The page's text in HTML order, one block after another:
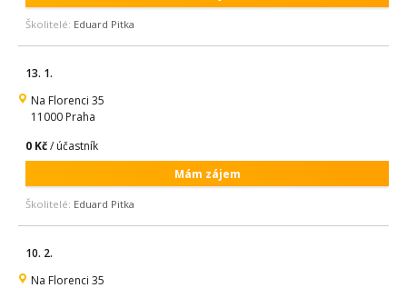
Školitelé: Eduard Pitka
13. 1.
Na Florenci 35
11000 Praha
0 Kč/ účastník
Mám zájem
Školitelé: Eduard Pitka
10. 2.
Na Florenci 35